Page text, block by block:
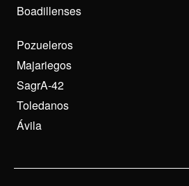
Boadillenses
Pozueleros
Majariegos
SagrA-42
Toledanos
Ávila